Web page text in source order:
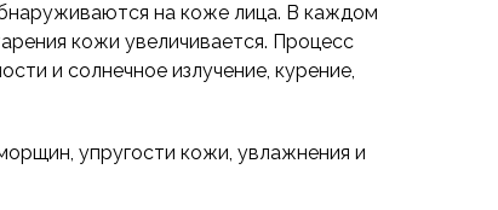
на коже лица. В каждом
кожи увеличивается. Процесс
и солнечное излучение, курение,
упругости кожи, увлажнения и